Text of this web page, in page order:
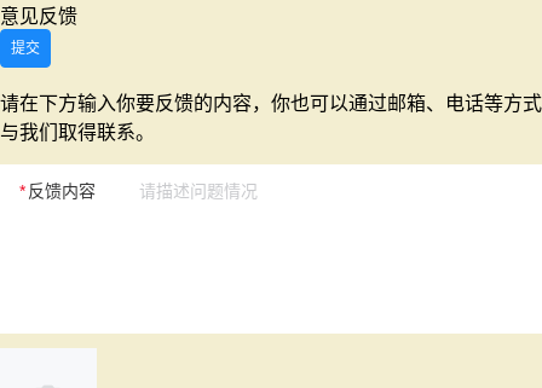
意见反馈
提交
请在下方输入你要反馈的内容，你也可以通过邮箱、电话等方式
与我们取得联系。
反馈内容